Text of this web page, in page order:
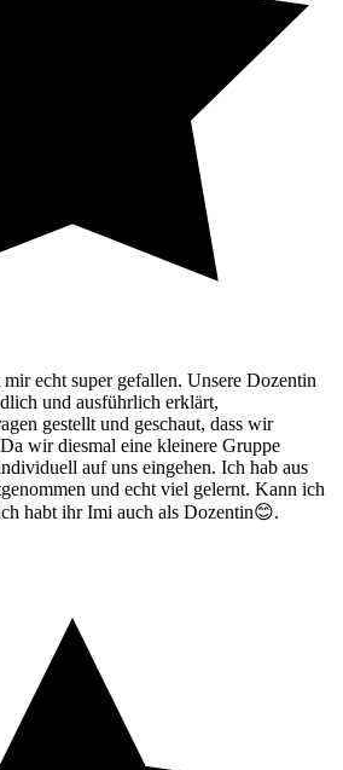
echt super gefallen. Unsere Dozentin
und ausführlich erklärt,
gestellt und geschaut, dass wir
wir diesmal eine kleinere Gruppe
auf uns eingehen. Ich hab aus
und echt viel gelernt. Kann ich
habt ihr Imi auch als Dozentin😊.